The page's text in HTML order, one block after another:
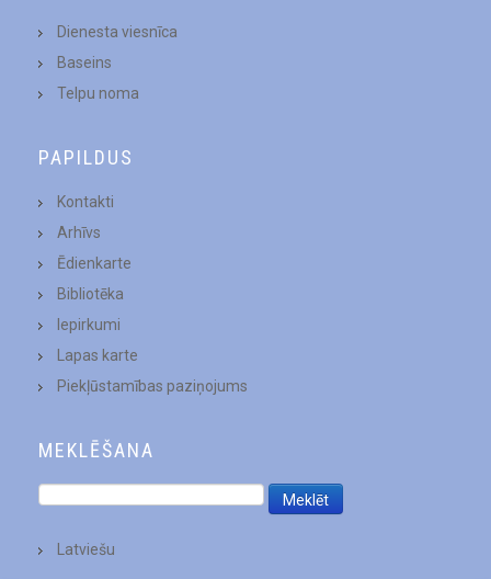
Dienesta viesnīca
Baseins
Telpu noma
PAPILDUS
Kontakti
Arhīvs
Ēdienkarte
Bibliotēka
Iepirkumi
Lapas karte
Piekļūstamības paziņojums
MEKLĒŠANA
Latviešu